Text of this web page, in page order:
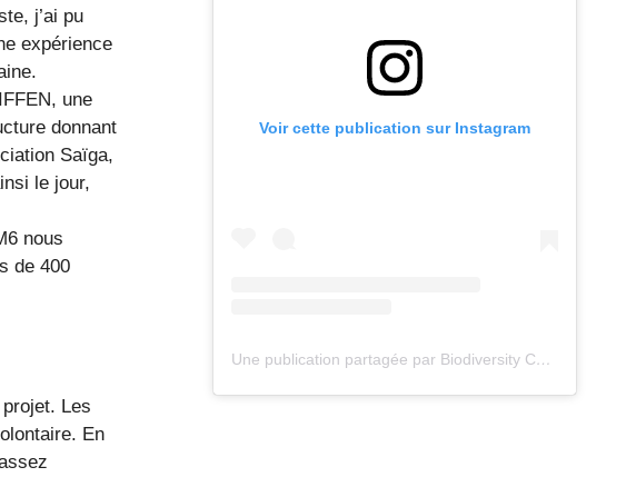
j’ai pu
expérience
une
donnant
Saïga,
le jour,
nous
de 400
Les
En
Voir cette publication sur Instagram
Une publication partagée par Biodiversity Care (@eco.volontaire)